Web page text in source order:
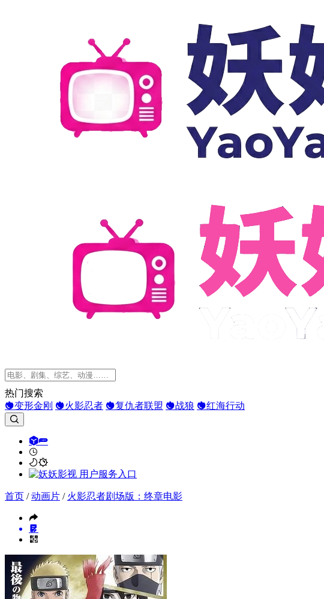
热门搜索
变形金刚
火影忍者 复仇者联盟 战狼 红海行动
首页 /动画片 / 火影忍者剧场版：终章电影